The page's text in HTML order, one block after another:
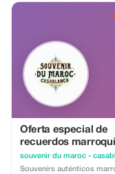
Oferta especial de
recuerdos
souvenir du maroc -
Souvenirs auténticos